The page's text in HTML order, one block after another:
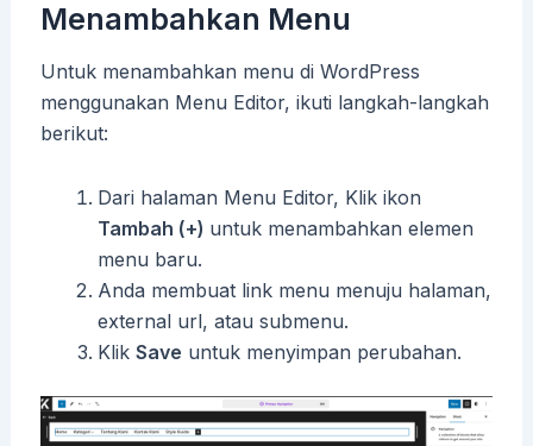
Menambahkan Menu
Untuk menambahkan menu di WordPress
menggunakan Menu Editor, ikuti langkah-langkah
berikut:
Dari halaman Menu Editor, Klik ikon
Tambah (+) untuk menambahkan elemen
menu baru.
Anda membuat link menu menuju halaman,
external url, atau submenu.
Klik Save untuk menyimpan perubahan.